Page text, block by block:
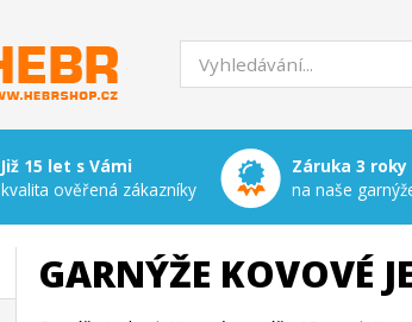
Již 15 let s Vámi
kvalita ověřená zákazníky
Záruka 3 roky
na naše
GARNÝŽE KOVOVÉ